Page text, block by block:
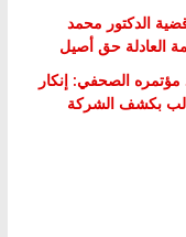
الدكتور محمد
العادلة حق أصيل
مؤتمره الصحفي: إنكار
بكشف الشركة